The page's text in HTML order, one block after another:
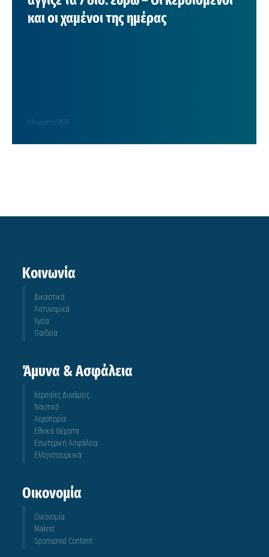
και οι χαμένοι της ημέρας
6 Αυγούστου 2026
Κοινωνία
Δικαστικά
Αστυνομικά
Υγεία
Παιδεία
Άμυνα & Ασφάλεια
Χερσαίες Δυνάμεις
Ναυτικό
Αεροπορία
Εθνικά Θέματα
Εσωτερική Ασφάλεια
Ελληνοτουρκικά
Οικονομία
Οικονομία
Makret
Sponsored Content